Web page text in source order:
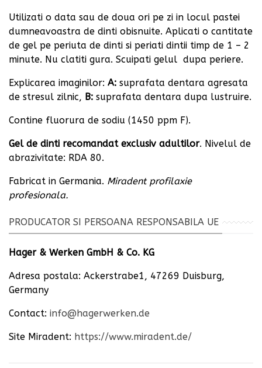
Utilizati o data sau de doua ori pe zi in locul pastei
dumneavoastra de dinti obisnuite. Aplicati o cantitate
de gel pe periuta de dinti si periati dintii timp de 1 – 2
minute. Nu clatiti gura. Scuipati gelul dupa periere.
Explicarea imaginilor: A: suprafata dentara agresata
de stresul zilnic, B: suprafata dentara dupa lustruire.
Contine fluorura de sodiu (1450 ppm F).
Gel de dinti recomandat exclusiv adultilor. Nivelul de
abrazivitate: RDA 80.
Fabricat in Germania. Miradent profilaxie
profesionala.
PRODUCATOR SI PERSOANA RESPONSABILA UE
Hager & Werken GmbH & Co. KG
Adresa postala: Ackerstrabe1, 47269 Duisburg,
Germany
Contact: info@hagerwerken.de
Site Miradent: https://www.miradent.de/